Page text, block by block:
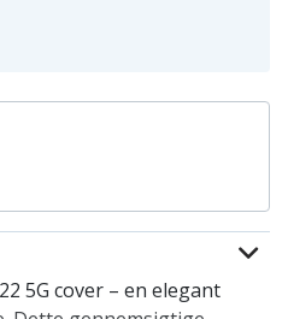
5G cover – en elegant